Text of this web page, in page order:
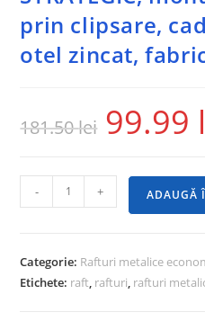
prin clipsare,
otel zincat,
181.50lei 99.99
- + ADAUGĂ
Categorie: Rafturi metalice
Etichete: raft rafturi rafturi